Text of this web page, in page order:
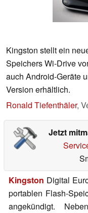
Kingston stellt ein
Speichers Wi-Drive
auch Android-Geräte
Version erhältlich.
Ronald Tiefenthäler,
Jetzt
Kingston Digital
portablen Flash-
angekündigt.